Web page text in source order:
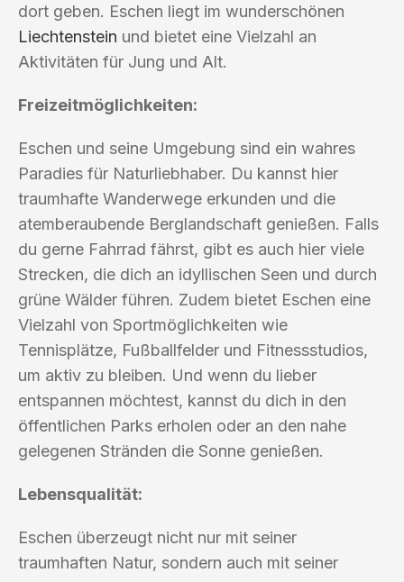
dort geben. Eschen liegt im wunderschönen
Liechtenstein und bietet eine Vielzahl an
Aktivitäten für Jung und Alt.
Freizeitmöglichkeiten:
Eschen und seine Umgebung sind ein wahres
Paradies für Naturliebhaber. Du kannst hier
traumhafte Wanderwege erkunden und die
atemberaubende Berglandschaft genießen. Falls
du gerne Fahrrad fährst, gibt es auch hier viele
Strecken, die dich an idyllischen Seen und durch
grüne Wälder führen. Zudem bietet Eschen eine
Vielzahl von Sportmöglichkeiten wie
Tennisplätze, Fußballfelder und Fitnessstudios,
um aktiv zu bleiben. Und wenn du lieber
entspannen möchtest, kannst du dich in den
öffentlichen Parks erholen oder an den nahe
gelegenen Stränden die Sonne genießen.
Lebensqualität:
Eschen überzeugt nicht nur mit seiner
traumhaften Natur, sondern auch mit seiner